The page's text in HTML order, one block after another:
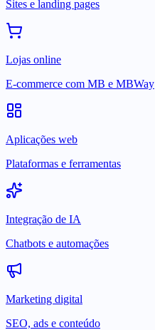
Sites e landing pages
Lojas online
E-commerce com MB e MBWay
Aplicações web
Plataformas e ferramentas
Integração de IA
Chatbots e automações
Marketing digital
SEO, ads e conteúdo